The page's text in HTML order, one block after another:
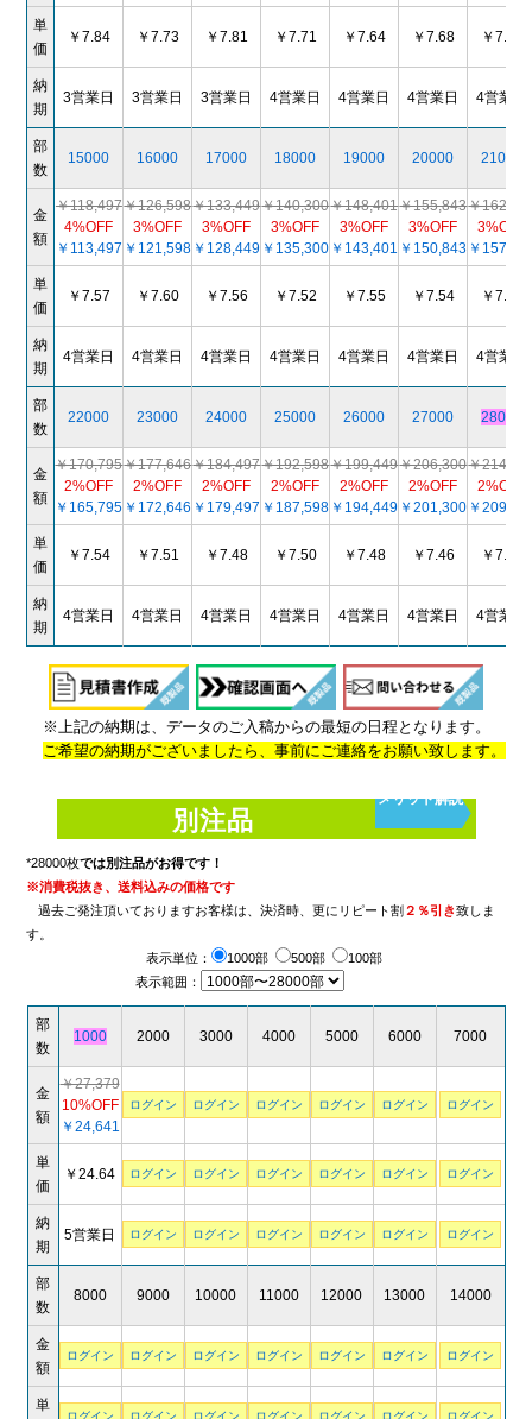
単
価
￥7.84 ￥7.73 ￥7.81 ￥7.71 ￥7.64 ￥7.68 ￥7.62
納
期
3営業日 3営業日 3営業日 4営業日 4営業日 4営業日 4営業日
部
数
15000 16000 17000 18000 19000 20000 21000
金
額
￥118,497
4%OFF
￥113,497
￥126,598
3%OFF
￥121,598
￥133,449
3%OFF
￥128,449
￥140,300
3%OFF
￥135,300
￥148,401
3%OFF
￥143,401
￥155,843
3%OFF
￥150,843
￥
3%OFF
￥
単
価
￥7.57 ￥7.60 ￥7.56 ￥7.52 ￥7.55 ￥7.54 ￥7.51
納
期
4営業日 4営業日 4営業日 4営業日 4営業日 4営業日 4営業日
部
数
22000 23000 24000 25000 26000 27000 28000
金
額
￥170,795
2%OFF
￥165,795
￥177,646
2%OFF
￥172,646
￥184,497
2%OFF
￥179,497
￥192,598
2%OFF
￥187,598
￥199,449
2%OFF
￥194,449
￥206,300
2%OFF
￥201,300
￥
2%OFF
￥
単
価
￥7.54 ￥7.51 ￥7.48 ￥7.50 ￥7.48 ￥7.46 ￥7.48
納
期
4営業日 4営業日 4営業日 4営業日 4営業日 4営業日 4営業日
※上記の納期は、データのご入稿からの最短の日程となります。
ご希望の納期がございましたら、事前にご連絡をお願い致します。
別注品
メリット解説
*28000枚では別注品がお得です！
※消費税抜き、送料込みの価格です
過去ご発注頂いておりますお客様は、決済時、更にリピート割２％引き致しま
す。
表示単位：
1000部 500部
100部
表示範囲：
部
数
1000 2000 3000 4000 5000 6000 7000
金
額
￥27,379
10%OFF
￥24,641
ログイン ログイン ログイン ログイン ログイン ログイン
単
価
￥24.64 ログイン ログイン ログイン ログイン ログイン ログイン
納
期
5営業日 ログイン ログイン ログイン ログイン ログイン ログイン
部
数
8000 9000 10000 11000 12000 13000 14000
金
額
ログイン ログイン ログイン ログイン ログイン ログイン ログイン
単
ログイン ログイン ログイン ログイン ログイン ログイン ログイン